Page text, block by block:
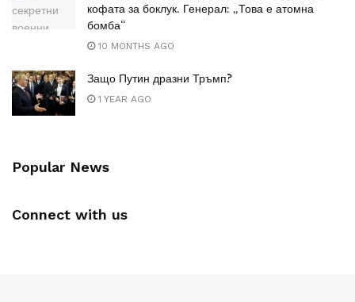
кофата за боклук. Генерал: „Това е атомна
бомба“
10 MONTHS AGO
Защо Путин дразни Тръмп?
1 YEAR AGO
Popular News
Connect with us